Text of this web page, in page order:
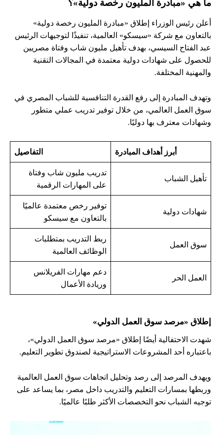
ما هي «مبادرة المليون رخصة دولية»؟
أعلن رئيس الوزراء إطلاق «مبادرة المليون رخصة دولية»
بالتعاون مع شركة «سيسكو» العالمية، تنفيذًا لتوجيهات الرئيس
عبد الفتاح السيسي، بهدف تأهيل مليون شاب وفتاة مصريين
للحصول على شهادات دولية معتمدة في المجالات التقنية
والمهنية المختلفة.
وتهدف المبادرة إلى رفع القدرة التنافسية للشباب المصري في
سوق العمل العالمي، من خلال توفير تدريب عملي متطور
وشهادات معترف بها دوليًا.
أبرز أهداف المبادرة التفاصيل
تأهيل الشباب
تدريب مليون شاب وفتاة
على المهارات الرقمية
شهادات دولية
توفير رخص معتمدة عالميًا
بالتعاون مع سيسكو
سوق العمل
ربط التدريب بمتطلبات
الوظائف العالمية
العمل الحر
دعم مهارات الفريلانس
وريادة الأعمال
إطلاق «مرصد سوق العمل الدولي»
شهدت الاحتفالية أيضًا إطلاق «مرصد سوق العمل الدولي»،
باعتباره أحد المشروعات الاستراتيجية لصندوق تطوير التعليم.
ويهدف المرصد إلى رصد وتحليل اتجاهات سوق العمل العالمية
وربطها بمسارات التعليم والتدريب داخل مصر، بما يساعد على
توجيه الشباب نحو التخصصات الأكثر طلبًا عالميًا.